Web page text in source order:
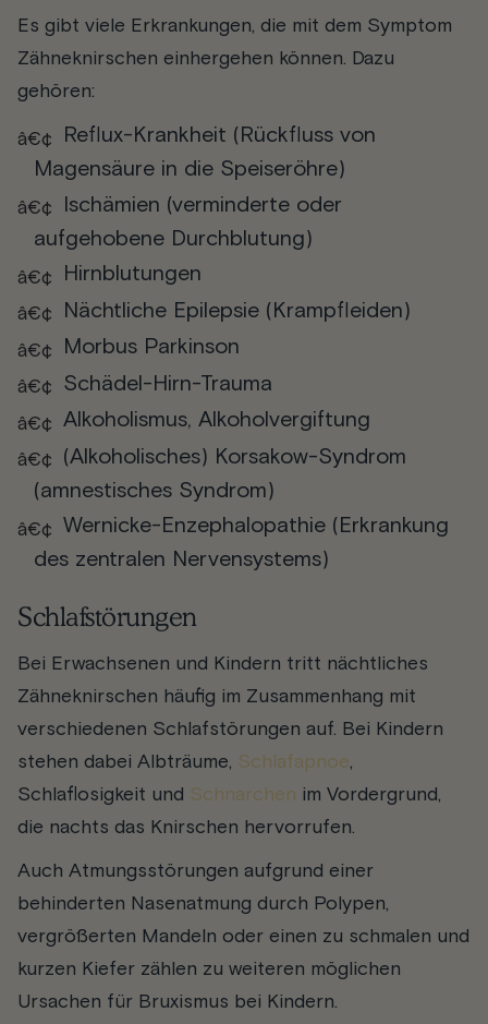
Es gibt viele Erkrankungen, die mit dem Symptom
Zähneknirschen einhergehen können. Dazu
gehören:
Reflux-Krankheit (Rückfluss von
Magensäure in die Speiseröhre)
Ischämien (verminderte oder
aufgehobene Durchblutung)
Hirnblutungen
Nächtliche Epilepsie (Krampfleiden)
Morbus Parkinson
Schädel-Hirn-Trauma
Alkoholismus, Alkoholvergiftung
(Alkoholisches) Korsakow-Syndrom
(amnestisches Syndrom)
Wernicke-Enzephalopathie (Erkrankung
des zentralen Nervensystems)
Schlafstörungen
Bei Erwachsenen und Kindern tritt nächtliches
Zähneknirschen häufig im Zusammenhang mit
verschiedenen Schlafstörungen auf. Bei Kindern
stehen dabei Albträume, Schlafapnoe,
Schlaflosigkeit und Schnarchen im Vordergrund,
die nachts das Knirschen hervorrufen.
Auch Atmungsstörungen aufgrund einer
behinderten Nasenatmung durch Polypen,
vergrößerten Mandeln oder einen zu schmalen und
kurzen Kiefer zählen zu weiteren möglichen
Ursachen für Bruxismus bei Kindern.